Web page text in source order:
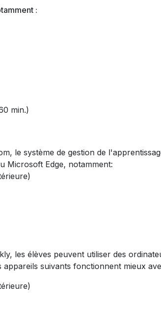
:
min.)
le système de gestion de
Microsoft Edge, notamment:
les élèves peuvent utiliser des
suivants fonctionnent mieux